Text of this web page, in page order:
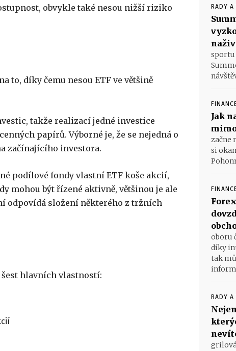
obvykle také nesou nižší riziko
to, díky čemu nesou ETF ve většině
takže realizací jedné investice
papírů. Výborné je, že se nejedná o
začínajícího investora.
podílové fondy vlastní ETF koše akcií,
mohou být řízené aktivně, většinou je ale
odpovídá složení některého z tržních
hlavních vlastností:
RADY A
sportu
Jak
začne
si
oboru
díky
tak
RADY A